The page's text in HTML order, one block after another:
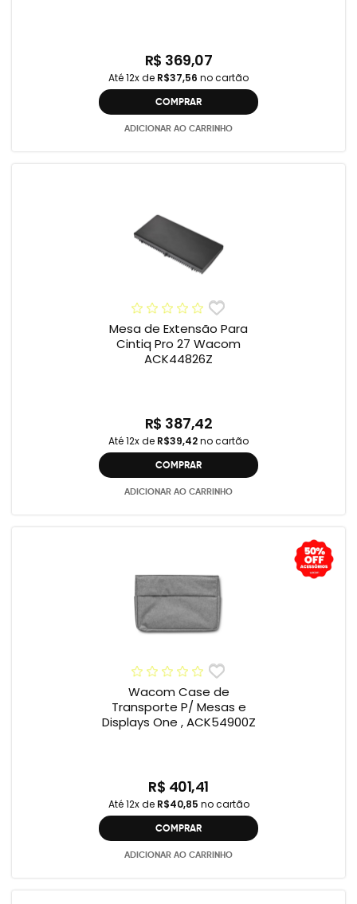
R$ 369,07
Até 12x de R$37,56 no cartão
COMPRAR
ADICIONAR AO CARRINHO
Mesa de Extensão Para
Cintiq Pro 27 Wacom
ACK44826Z
R$ 387,42
Até 12x de R$39,42no cartão
COMPRAR
ADICIONAR AO CARRINHO
Wacom Case de
Transporte P/ Mesas e
Displays One , ACK54900Z
R$ 401,41
Até 12x de R$40,85 no cartão
COMPRAR
ADICIONAR AO CARRINHO